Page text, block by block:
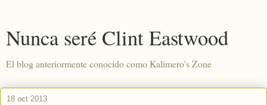
Nunca seré Clint Eastwood
El blog anteriormente conocido como Kalimero's Zone
18 oct 2013